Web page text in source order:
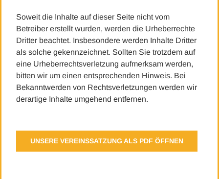
Soweit die Inhalte auf dieser Seite nicht vom
Betreiber erstellt wurden, werden die Urheberrechte
Dritter beachtet. Insbesondere werden Inhalte Dritter
als solche gekennzeichnet. Sollten Sie trotzdem auf
eine Urheberrechtsverletzung aufmerksam werden,
bitten wir um einen entsprechenden Hinweis. Bei
Bekanntwerden von Rechtsverletzungen werden wir
derartige Inhalte umgehend entfernen.
UNSERE VEREINSSATZUNG ALS PDF ÖFFNEN